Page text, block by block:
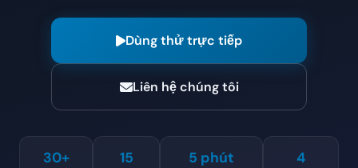
Dùng thử trực tiếp
Liên hệ chúng tôi
30+ 15 5 phút 4